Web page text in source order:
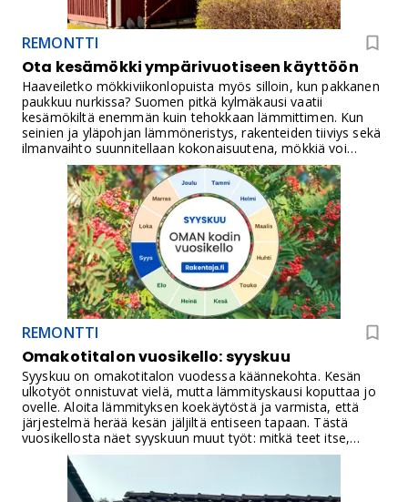
REMONTTI
Ota kesämökki ympärivuotiseen käyttöön
Haaveiletko mökkiviikonlopuista myös silloin, kun pakkanen
paukkuu nurkissa? Suomen pitkä kylmäkausi vaatii
kesämökiltä enemmän kuin tehokkaan lämmittimen. Kun
seinien ja yläpohjan lämmöneristys, rakenteiden tiiviys sekä
ilmanvaihto suunnitellaan kokonaisuutena, mökkiä voi
käyttää mukavasti ympäri vuoden. FF-PIR-eristeillä eristystä
voidaan parantaa ilman tarpeettoman paksuja rakenteita.
REMONTTI
Omakotitalon vuosikello: syyskuu
Syyskuu on omakotitalon vuodessa käännekohta. Kesän
ulkotyöt onnistuvat vielä, mutta lämmityskausi koputtaa jo
ovelle. Aloita lämmityksen koekäytöstä ja varmista, että
järjestelmä herää kesän jäljiltä entiseen tapaan. Tästä
vuosikellosta näet syyskuun muut työt: mitkä teet itse,
minkä vuoksi kannattaa varata ammattilainen ajoissa ja
mitä ensi kevään korjauksia valmistelet jo nyt.